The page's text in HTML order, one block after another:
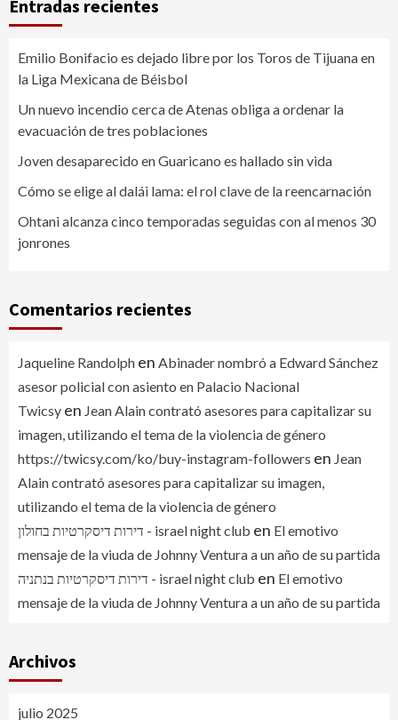
Entradas recientes
Emilio Bonifacio es dejado libre por los Toros de Tijuana en
la Liga Mexicana de Béisbol
Un nuevo incendio cerca de Atenas obliga a ordenar la
evacuación de tres poblaciones
Joven desaparecido en Guaricano es hallado sin vida
Cómo se elige al dalái lama: el rol clave de la reencarnación
Ohtani alcanza cinco temporadas seguidas con al menos 30
jonrones
Comentarios recientes
Jaqueline Randolph en Abinader nombró a Edward Sánchez
asesor policial con asiento en Palacio Nacional
Twicsy en Jean Alain contrató asesores para capitalizar su
imagen, utilizando el tema de la violencia de género
https://twicsy.com/ko/buy-instagram-followers en Jean
Alain contrató asesores para capitalizar su imagen,
utilizando el tema de la violencia de género
דירות דיסקרטיות בחולון - israel night club en El emotivo
mensaje de la viuda de Johnny Ventura a un año de su partida
דירות דיסקרטיות בנתניה - israel night club en El emotivo
mensaje de la viuda de Johnny Ventura a un año de su partida
Archivos
julio 2025